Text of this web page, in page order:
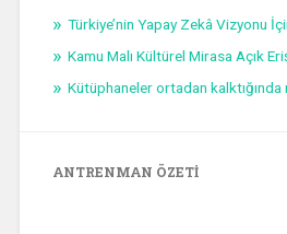
Türkiye’nin Yapay Zekâ Vizyonu
Kamu Malı Kültürel Mirasa Açık
Kütüphaneler ortadan kalktığında
ANTRENMAN ÖZETI